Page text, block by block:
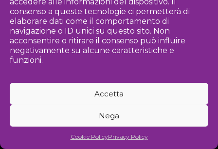
consenso a queste tecnologie ci permetterà di
elaborare dati come il comportamento di
navigazione o ID unici su questo sito. Non
acconsentire o ritirare il consenso può influire
negativamente su alcune caratteristiche e
funzioni.
Accetta
Nega
Cookie PolicyPrivacy Policy
Iniziativa
Associazione culturale per la promozione delle arti visive
2026 Associazione Kou - [cf] 97815340589